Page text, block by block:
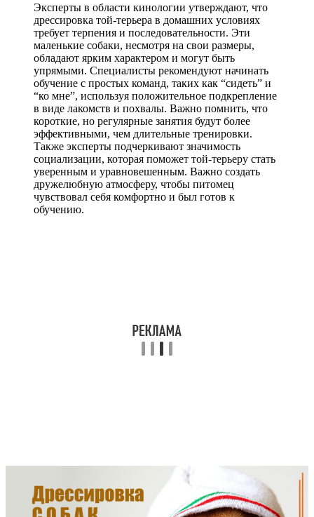
Эксперты в области кинологии утверждают, что
дрессировка той-терьера в домашних условиях
требует терпения и последовательности. Эти
маленькие собаки, несмотря на свои размеры,
обладают ярким характером и могут быть
упрямыми. Специалисты рекомендуют начинать
обучение с простых команд, таких как “сидеть” и
“ко мне”, используя положительное подкрепление
в виде лакомств и похвалы. Важно помнить, что
короткие, но регулярные занятия будут более
эффективными, чем длительные тренировки.
Также эксперты подчеркивают значимость
социализации, которая поможет той-терьеру стать
уверенным и уравновешенным. Важно создать
дружелюбную атмосферу, чтобы питомец
чувствовал себя комфортно и был готов к
обучению.